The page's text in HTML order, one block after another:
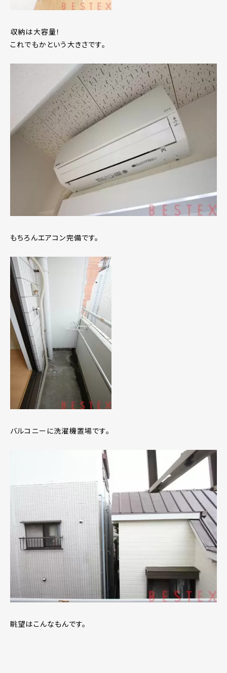
収納は大容量！
これでもかという大きさです。
もちろんエアコン完備です。
バルコニーに洗濯機置場です。
眺望はこんなもんです。